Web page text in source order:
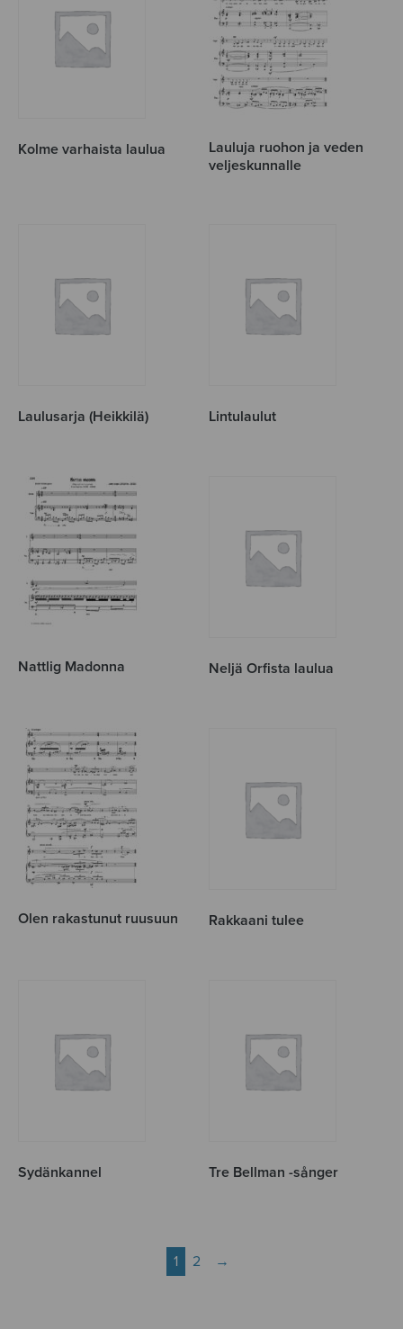
Kolme varhaista laulua
Lauluja ruohon ja veden
veljeskunnalle
Laulusarja (Heikkilä) Lintulaulut
Nattlig Madonna Neljä Orfista laulua
Olen rakastunut ruusuun Rakkaani tulee
Sydänkannel Tre Bellman -sånger
1 2 →